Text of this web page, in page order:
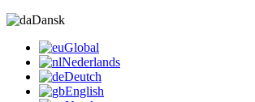
Dansk
Global
Nederlands
Deutch
English